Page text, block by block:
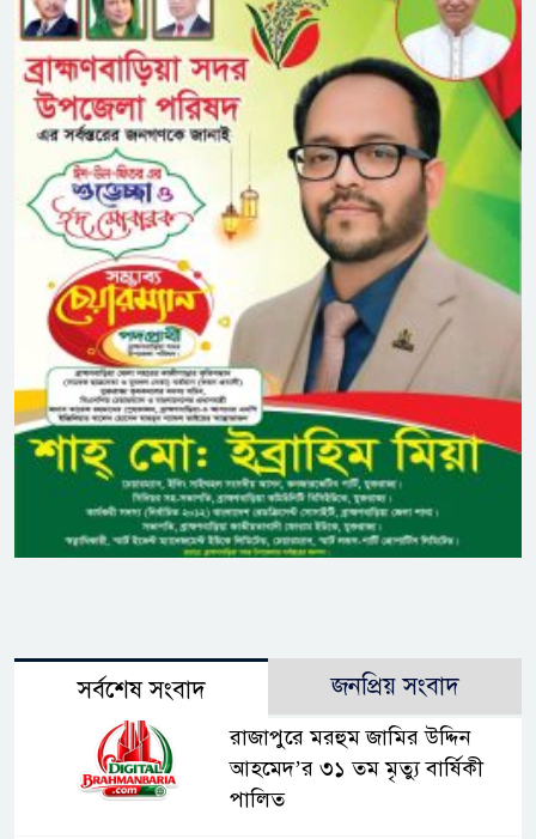
সর্বশেষ সংবাদ জনপ্রিয় সংবাদ
রাজাপুরে মরহুম জামির উদ্দিন
আহমেদ’র ৩১ তম মৃত্যু বার্ষিকী
পালিত